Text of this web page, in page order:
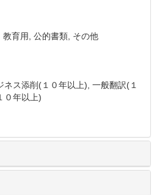
育用, 公的書類, その他
ス添削(１０年以上), 一般翻訳(１
０年以上)